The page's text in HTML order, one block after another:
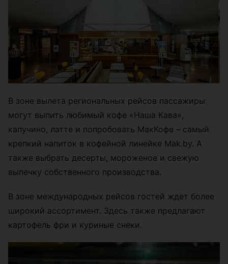
В зоне вылета региональных рейсов пассажиры
могут выпить любимый кофе «Наша Кава»,
капучино, латте и попробовать МакКофе – самый
крепкий напиток в кофейной линейке Mak.by. А
также выбрать десерты, мороженое и свежую
выпечку собственного производства.
В зоне международных рейсов гостей ждет более
широкий ассортимент. Здесь также предлагают
картофель фри и куриные снеки.